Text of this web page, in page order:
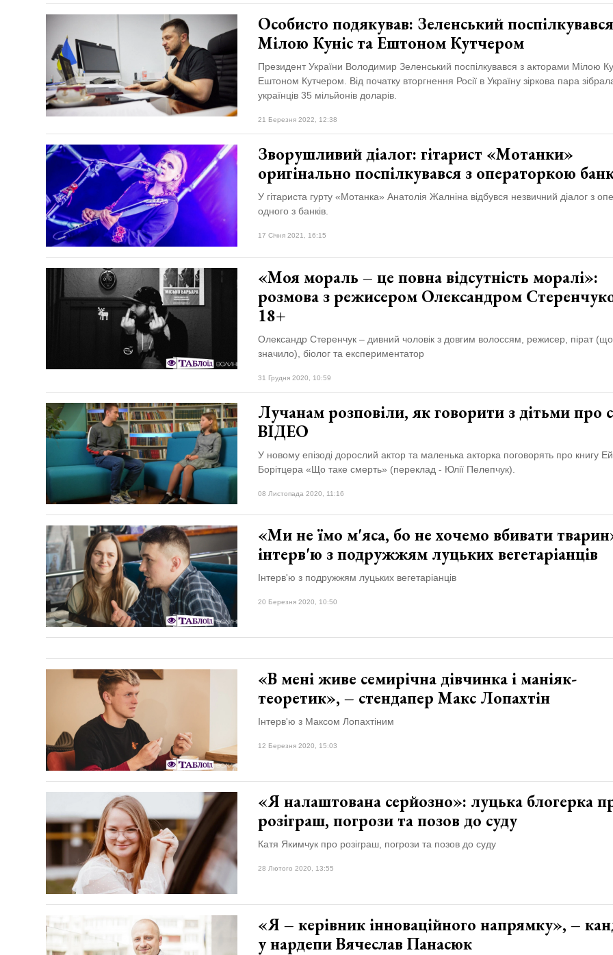
Особисто подякував: Зеленський
Мілою Куніс та Ештоном Кутчером
Президент України Володимир Зеленський поспілкувався з акторами Мілою
Ештоном Кутчером. Від початку вторгнення Росії в Україну зіркова пара
українців 35 мільйонів доларів.
21 Березня 2022, 12:38
Зворушливий діалог: гітарист «Мотанки»
оригінально поспілкувався з операторкою
У гітариста гурту «Мотанка» Анатолія Жалніна відбувся незвичний діалог з
одного з банків.
17 Січня 2021, 16:15
«Моя мораль – це повна відсутність моралі»:
розмова з режисером Олександром
18+
Олександр Стеренчук – дивний чоловік з довгим волоссям, режисер, пірат
значило), біолог та експериментатор
31 Грудня 2020, 10:59
Лучанам розповіли, як говорити з дітьми про
ВІДЕО
У новому епізоді дорослий актор та маленька акторка поговорять про книгу
Борітцера «Що таке смерть» (переклад - Юлії Пелепчук).
08 Листопада 2020, 11:16
«Ми не їмо м'яса, бо не хочемо вбивати
інтерв'ю з подружжям луцьких вегетаріанців
Інтерв'ю з подружжям луцьких вегетаріанців
20 Березня 2020, 10:50
«В мені живе семирічна дівчинка і маніяк-
теоретик», – стендапер Макс Лопахтін
Інтерв'ю з Максом Лопахтіним
12 Березня 2020, 15:03
«Я налаштована серйозно»: луцька блогерка
розіграш, погрози та позов до суду
Катя Якимчук про розіграш, погрози та позов до суду
28 Лютого 2020, 13:55
«Я – керівник інноваційного напрямку», –
у нардепи Вячеслав Панасюк